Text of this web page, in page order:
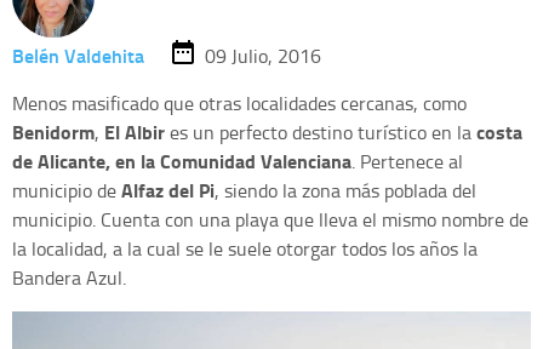
Belén Valdehita
09 Julio, 2016
Menos masificado que otras localidades cercanas, como
Benidorm, El Albires un perfecto destino turístico en lacosta
de Alicante, en la Comunidad Valenciana. Pertenece al
municipio deAlfaz del Pi, siendo la zona más poblada del
municipio. Cuenta con una playa que lleva el mismo nombre de
la localidad, a la cual se le suele otorgar todos los años la
Bandera Azul.